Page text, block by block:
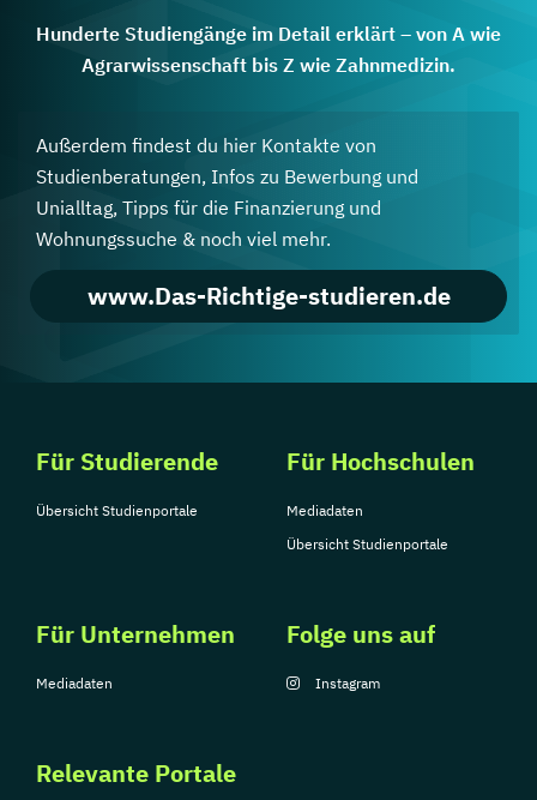
Hunderte Studiengänge im Detail erklärt – von A wie
Agrarwissenschaft bis Z wie Zahnmedizin.
Außerdem findest du hier Kontakte von
Studienberatungen, Infos zu Bewerbung und
Unialltag, Tipps für die Finanzierung und
Wohnungssuche & noch viel mehr.
www.Das-Richtige-studieren.de
Für Studierende
Übersicht Studienportale
Für Hochschulen
Mediadaten
Übersicht Studienportale
Für Unternehmen
Mediadaten
Relevante Portale
Folge uns auf
Instagram